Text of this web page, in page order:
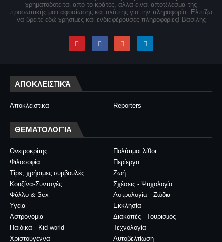
χρηματοδοτείται από το κράτος, αλλά είναι αποτέλεσμα της
προσωπικής μου αφοσίωσης και αγάπης για την πληροφορία. Ελπίζω
να βρείτε εδώ χρήσιμες και ενδιαφέρουσες πληροφορίες! Βασίλης
ΑΠΟΚΛΕΙΣΤΙΚΆ
Αποκλειστικά Reporters
ΘΕΜΑΤΟΛΟΓΊΑ
Ονειροκρίτης
Πολύτιμοι λίθοι
Φιλοσοφία
Περίεργα
Tips, χρήσιμες συμβουλές
Ζωή
Κουζίνα-Συνταγές
Σχέσεις - Ψυχολογία
Φύλλο & Sex
Αστρολογία - Ζώδια
Υγεία
Εκκλησία
Αστρονομία
Διακοπές - Τουρισμός
Παιδικά - Kid world
Τεχνολογία
Χριστούγεννα
Αυτοβελτίωση